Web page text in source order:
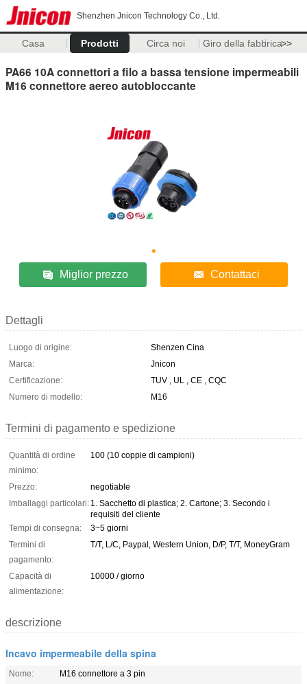
Shenzhen Jnicon Technology Co., Ltd.
Casa Prodotti Circa noi Giro della fabbrica>>
PA66 10A connettori a filo a bassa tensione impermeabili
M16 connettore aereo autobloccante
Miglior prezzo Contattaci
Dettagli
Luogo di origine:
Shenzen Cina
Marca:
Jnicon
Certificazione:
TUV , UL , CE , CQC
Numero di modello:
M16
Termini di pagamento e spedizione
Quantità di ordine
minimo:
100 (10 coppie di campioni)
Prezzo:
negotiable
Imballaggi particolari: 1. Sacchetto di plastica; 2. Cartone; 3. Secondo i
requisiti del cliente
Tempi di consegna:
3~5 giorni
Termini di
pagamento:
T/T, L/C, Paypal, Western Union, D/P, T/T, MoneyGram
Capacità di
alimentazione:
10000 / giorno
descrizione
Incavo impermeabile della spina
Nome:
M16 connettore a 3 pin